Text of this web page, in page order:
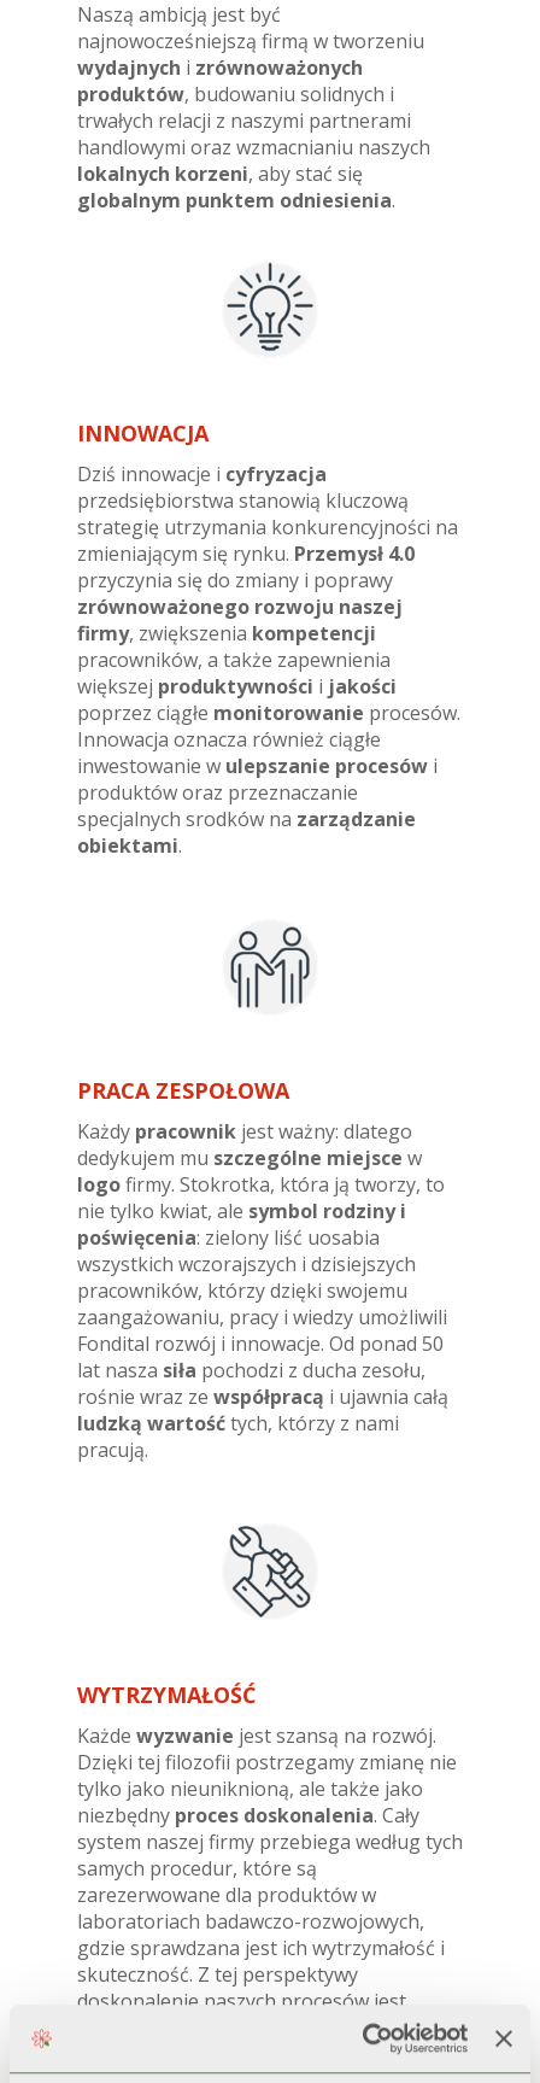
Naszą ambicją jest być
najnowocześniejszą firmą w tworzeniu
wydajnych i zrównoważonych
produktów, budowaniu solidnych i
trwałych relacji z naszymi partnerami
handlowymi oraz wzmacnianiu naszych
lokalnych korzeni, aby stać się
globalnym punktem odniesienia.
INNOWACJA
Dziś innowacje i cyfryzacja
przedsiębiorstwa stanowią kluczową
strategię utrzymania konkurencyjności na
zmieniającym się rynku. Przemysł 4.0
przyczynia się do zmiany i poprawy
zrównoważonego rozwoju naszej
firmy, zwiększenia kompetencji
pracowników, a także zapewnienia
większej produktywności i jakości
poprzez ciągłe monitorowanie procesów.
Innowacja oznacza również ciągłe
inwestowanie w ulepszanie procesów i
produktów oraz przeznaczanie
specjalnych srodków na zarządzanie
obiektami.
PRACA ZESPOŁOWA
Każdy pracownik jest ważny: dlatego
dedykujem mu szczególne miejsce w
logofirmy. Stokrotka, która ją tworzy, to
nie tylko kwiat, ale symbol rodziny i
poświęcenia: zielony liść uosabia
wszystkich wczorajszych i dzisiejszych
pracowników, którzy dzięki swojemu
zaangażowaniu, pracy i wiedzy umożliwili
Fondital rozwój i innowacje. Od ponad 50
lat nasza siła pochodzi z ducha zesołu,
rośnie wraz ze współpracą i ujawnia całą
ludzką wartośćtych, którzy z nami
pracują.
WYTRZYMAŁOŚĆ
Każde wyzwanie jest szansą na rozwój.
Dzięki tej filozofii postrzegamy zmianę nie
tylko jako nieuniknioną, ale także jako
niezbędny proces doskonalenia. Cały
system naszej firmy przebiega według tych
samych procedur, które są
zarezerwowane dla produktów w
laboratoriach badawczo-rozwojowych,
gdzie sprawdzana jest ich wytrzymałość i
skuteczność. Z tej perspektywy
doskonalenie naszych procesów jest
naturalną konsekwencją, która pozwala
reagować na